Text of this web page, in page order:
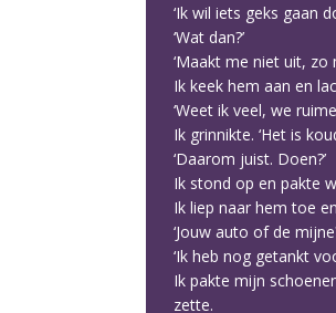
‘Ik wil iets geks gaan
‘Wat dan?’
‘Maakt me niet uit, zo
Ik keek hem aan en
‘Weet ik veel, we
Ik grinnikte. ‘Het is
‘Daarom juist. Doen?’
Ik stond op en pakte
Ik liep naar hem toe
‘Jouw auto of de
‘Ik heb nog getankt
Ik pakte mijn
zette.